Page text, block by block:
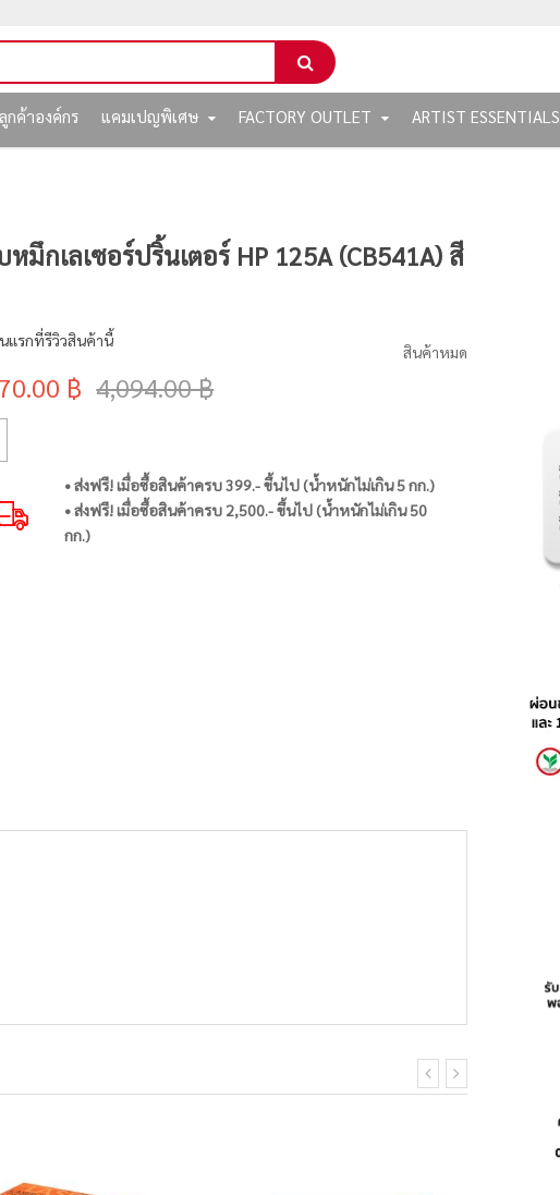
ลูกค้าองค์กร แคมเปญพิเศษ FACTORY OUTLET
ARTIST ESSENTIALS
มึกเลเซอร์ปริ้นเตอร์ HP 125A (CB541A) สี
สินค้าหมด
แรกที่รีวิวสินค้านี้
฿ 4,094.00 ฿
• ส่งฟรี! เมื่อซื้อสินค้าครบ 399.- ขึ้นไป (น้ำหนักไม่เกิน 5 กก.)
• ส่งฟรี! เมื่อซื้อสินค้าครบ 2,500.- ขึ้นไป (น้ำหนักไม่เกิน 50
กก.)